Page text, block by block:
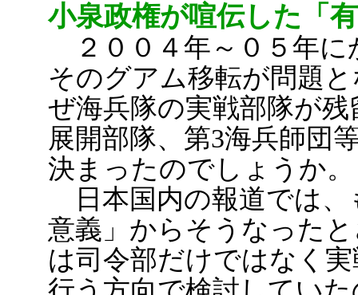
小泉政権が喧伝した「
２００４年～０５年に
そのグアム移転が問題
ぜ海兵隊の実戦部隊が
展開部隊、第3海兵師団
決まったのでしょうか。
日本国内の報道では、
意義」からそうなった
は司令部だけではなく